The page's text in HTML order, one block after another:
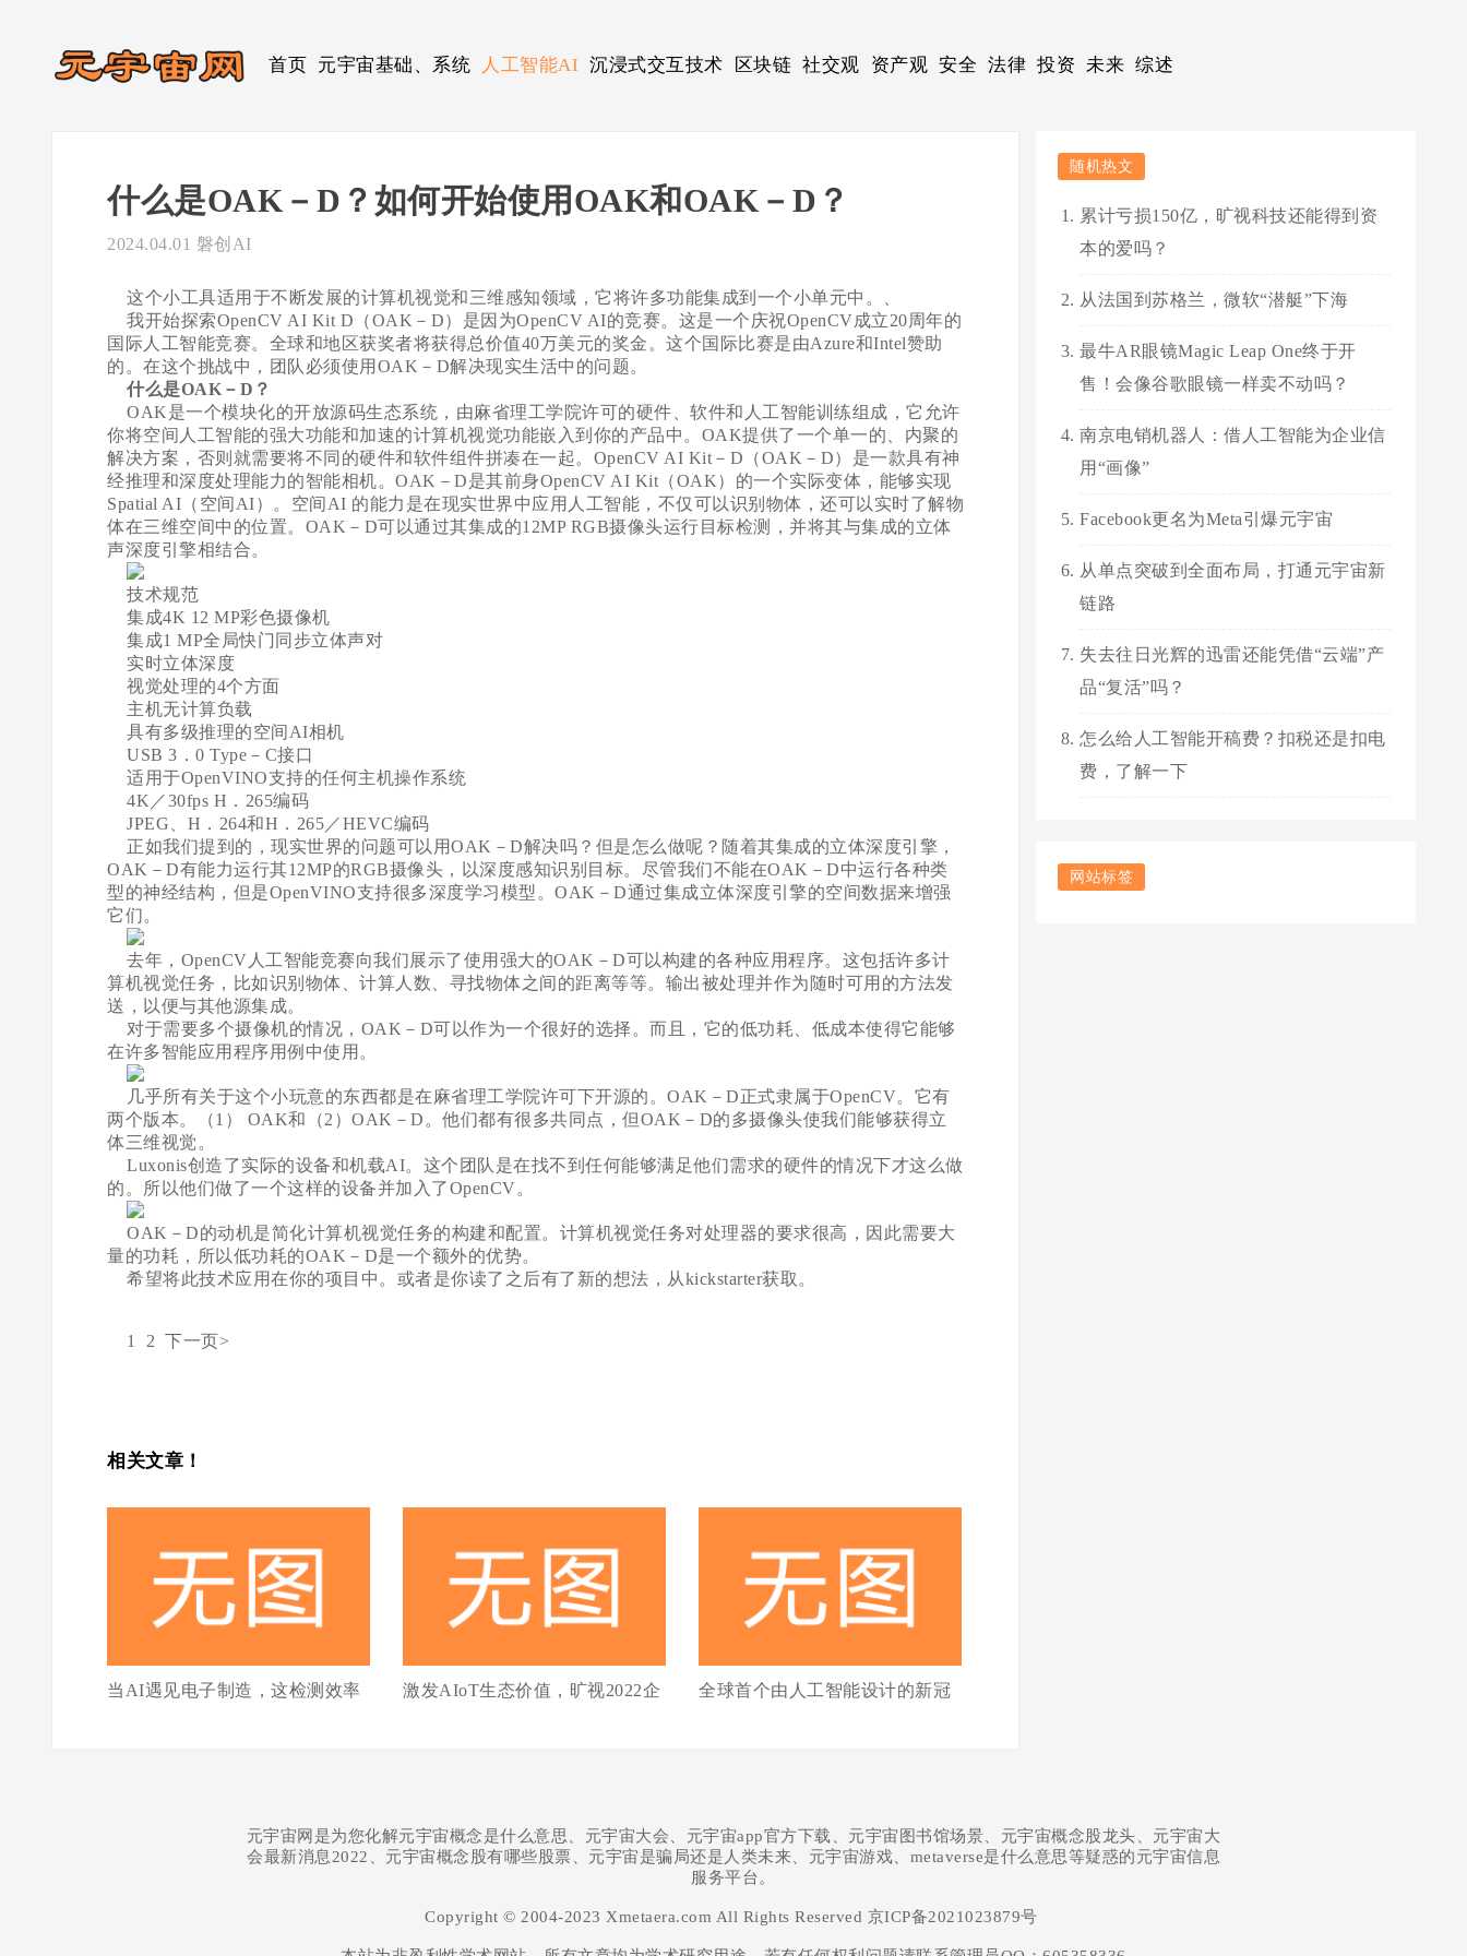
首页 元宇宙基础、系统 人工智能AI 沉浸式交互技术 区块链 社交观 资产观 安全 法律 投资 未来 综述
什么是OAK－D？如何开始使用OAK和OAK－D？
2024.04.01 磐创AI
这个小工具适用于不断发展的计算机视觉和三维感知领域，它将许多功能集成到一个小单元中。、
我开始探索OpenCV AI Kit D（OAK－D）是因为OpenCV AI的竞赛。这是一个庆祝OpenCV成立20周年的
国际人工智能竞赛。全球和地区获奖者将获得总价值40万美元的奖金。这个国际比赛是由Azure和Intel赞助
的。在这个挑战中，团队必须使用OAK－D解决现实生活中的问题。
什么是OAK－D？
OAK是一个模块化的开放源码生态系统，由麻省理工学院许可的硬件、软件和人工智能训练组成，它允许
你将空间人工智能的强大功能和加速的计算机视觉功能嵌入到你的产品中。OAK提供了一个单一的、内聚的
解决方案，否则就需要将不同的硬件和软件组件拼凑在一起。OpenCV AI Kit－D（OAK－D）是一款具有神
经推理和深度处理能力的智能相机。OAK－D是其前身OpenCV AI Kit（OAK）的一个实际变体，能够实现
Spatial AI（空间AI）。空间AI 的能力是在现实世界中应用人工智能，不仅可以识别物体，还可以实时了解物
体在三维空间中的位置。OAK－D可以通过其集成的12MP RGB摄像头运行目标检测，并将其与集成的立体
声深度引擎相结合。
技术规范
集成4K 12 MP彩色摄像机
集成1 MP全局快门同步立体声对
实时立体深度
视觉处理的4个方面
主机无计算负载
具有多级推理的空间AI相机
USB 3．0 Type－C接口
适用于OpenVINO支持的任何主机操作系统
4K／30fps H．265编码
JPEG、H．264和H．265／HEVC编码
正如我们提到的，现实世界的问题可以用OAK－D解决吗？但是怎么做呢？随着其集成的立体深度引擎，
OAK－D有能力运行其12MP的RGB摄像头，以深度感知识别目标。尽管我们不能在OAK－D中运行各种类
型的神经结构，但是OpenVINO支持很多深度学习模型。OAK－D通过集成立体深度引擎的空间数据来增强
它们。
去年，OpenCV人工智能竞赛向我们展示了使用强大的OAK－D可以构建的各种应用程序。这包括许多计
算机视觉任务，比如识别物体、计算人数、寻找物体之间的距离等等。输出被处理并作为随时可用的方法发
送，以便与其他源集成。
对于需要多个摄像机的情况，OAK－D可以作为一个很好的选择。而且，它的低功耗、低成本使得它能够
在许多智能应用程序用例中使用。
几乎所有关于这个小玩意的东西都是在麻省理工学院许可下开源的。OAK－D正式隶属于OpenCV。它有
两个版本。（1） OAK和（2）OAK－D。他们都有很多共同点，但OAK－D的多摄像头使我们能够获得立
体三维视觉。
Luxonis创造了实际的设备和机载AI。这个团队是在找不到任何能够满足他们需求的硬件的情况下才这么做
的。所以他们做了一个这样的设备并加入了OpenCV。
OAK－D的动机是简化计算机视觉任务的构建和配置。计算机视觉任务对处理器的要求很高，因此需要大
量的功耗，所以低功耗的OAK－D是一个额外的优势。
希望将此技术应用在你的项目中。或者是你读了之后有了新的想法，从kickstarter获取。
1 2 下一页>
相关文章！
当AI遇见电子制造，这检测效率 激发AIoT生态价值，旷视2022企 全球首个由人工智能设计的新冠
随机热文
累计亏损150亿，旷视科技还能得到资
本的爱吗？
从法国到苏格兰，微软“潜艇”下海
最牛AR眼镜Magic Leap One终于开
售！会像谷歌眼镜一样卖不动吗？
南京电销机器人：借人工智能为企业信
用“画像”
Facebook更名为Meta引爆元宇宙
从单点突破到全面布局，打通元宇宙新
链路
失去往日光辉的迅雷还能凭借“云端”产
品“复活”吗？
怎么给人工智能开稿费？扣税还是扣电
费，了解一下
网站标签
元宇宙网是为您化解元宇宙概念是什么意思、元宇宙大会、元宇宙app官方下载、元宇宙图书馆场景、元宇宙概念股龙头、元宇宙大
会最新消息2022、元宇宙概念股有哪些股票、元宇宙是骗局还是人类未来、元宇宙游戏、metaverse是什么意思等疑惑的元宇宙信息
服务平台。
Copyright © 2004-2023 Xmetaera.com All Rights Reserved 京ICP备2021023879号